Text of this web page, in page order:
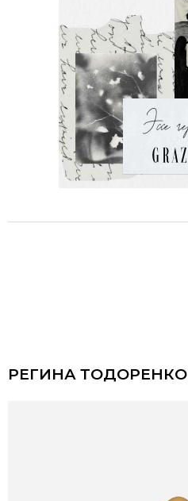
РЕГИНА ТОДОРЕНКО